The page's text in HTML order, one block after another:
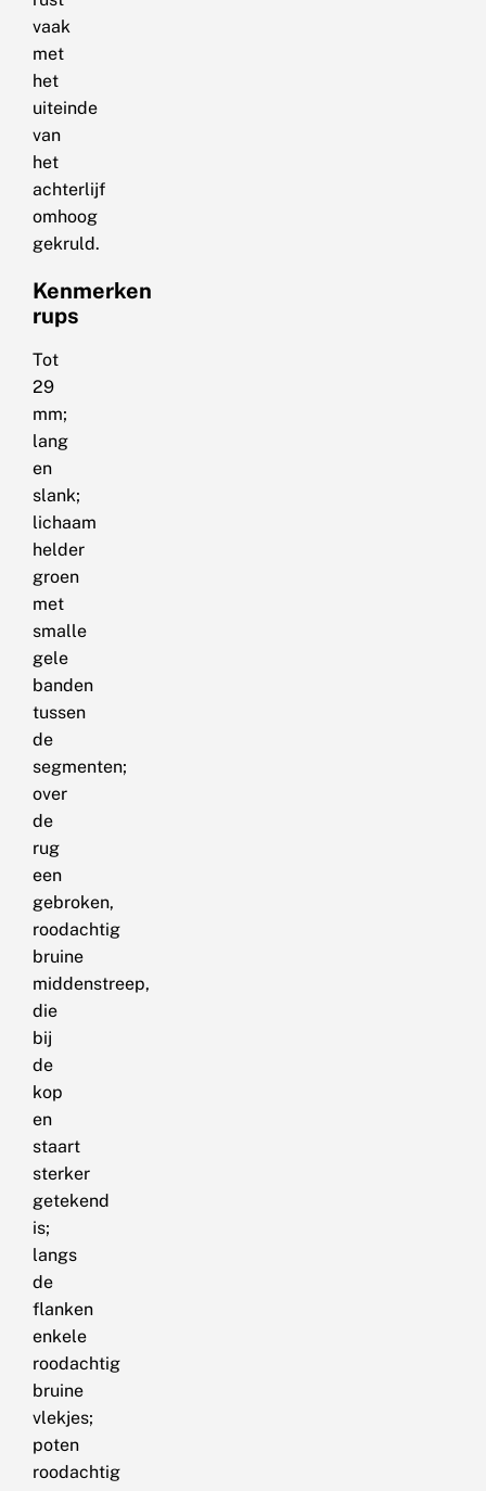
vaak
met
het
uiteinde
van
het
achterlijf
omhoog
gekruld.
Kenmerken
rups
Tot
29
mm;
lang
en
slank;
lichaam
helder
groen
met
smalle
gele
banden
tussen
de
segmenten;
over
de
rug
een
gebroken,
roodachtig
bruine
middenstreep,
die
bij
de
kop
en
staart
sterker
getekend
is;
langs
de
flanken
enkele
roodachtig
bruine
vlekjes;
poten
roodachtig